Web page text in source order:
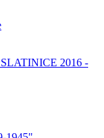
2016 -